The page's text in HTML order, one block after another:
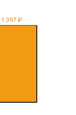
1 397 ₽